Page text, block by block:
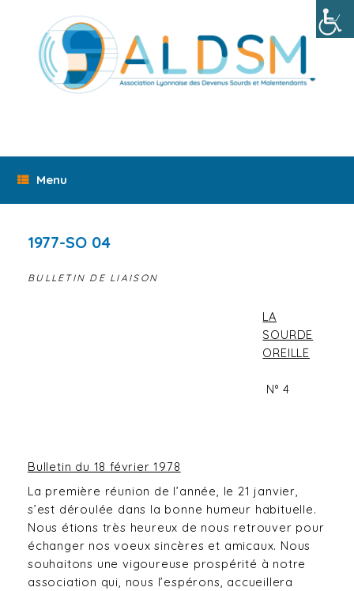
Menu
1977-SO 04
BULLETIN DE LIAISON
LA
SOURDE
OREILLE
N° 4
Bulletin du 18 février 1978
La première réunion de l’année, le 21 janvier,
s’est déroulée dans la bonne humeur habituelle.
Nous étions très heureux de nous retrouver pour
échanger nos voeux sincères et amicaux. Nous
souhaitons une vigoureuse prospérité à notre
association qui, nous l’espérons, accueillera